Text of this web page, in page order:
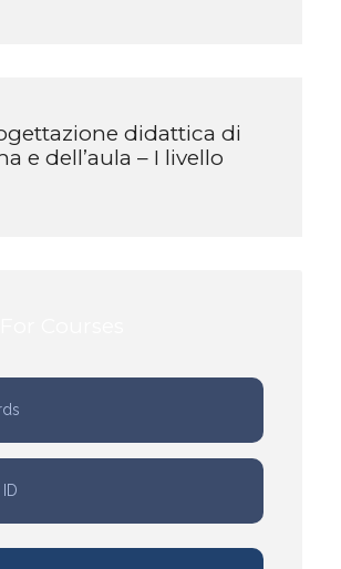
didattica di
e dell’aula – I livello